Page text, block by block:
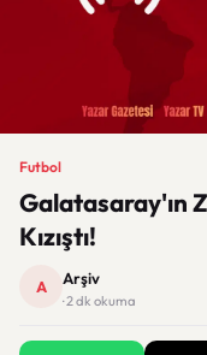
Futbol
Galatasaray'ın
Kızıştı!
A Arşiv
· 2 dk okuma